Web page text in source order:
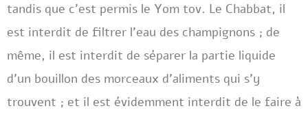
tandis que c’est permis le Yom tov. Le Chabbat, il
est interdit de filtrer l’eau des champignons ; de
même, il est interdit de séparer la partie liquide
d’un bouillon des morceaux d’aliments qui s’y
trouvent ; et il est évidemment interdit de le faire à